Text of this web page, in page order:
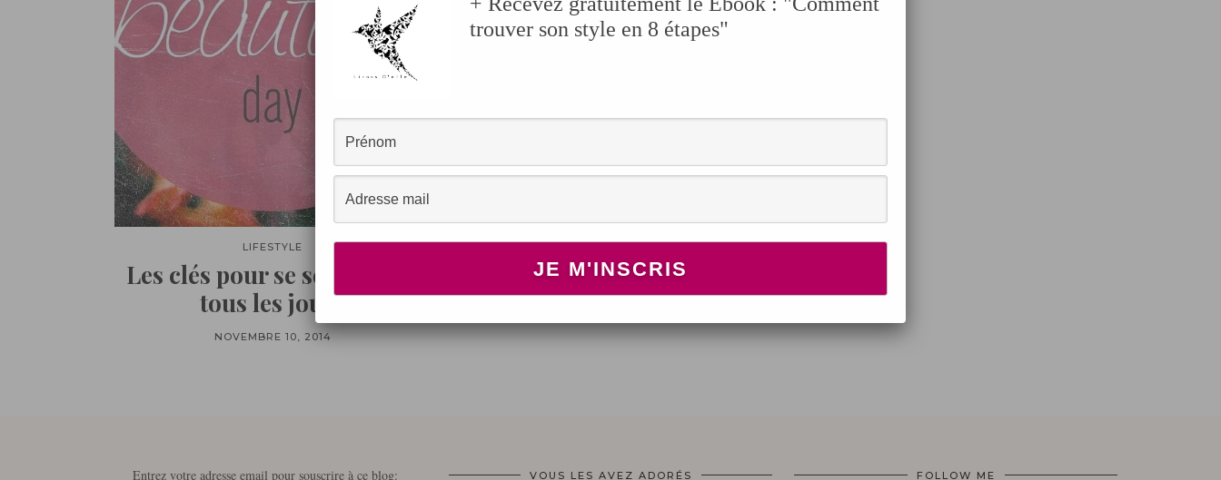
LIFESTYLE
Les clés pour se sentir bien
tous les jours
NOVEMBRE 10, 2014
Entrez votre adresse email pour souscrire à ce blog: VOUS LES AVEZ ADORÉS FOLLOW ME
trouver son style en 8 étapes"